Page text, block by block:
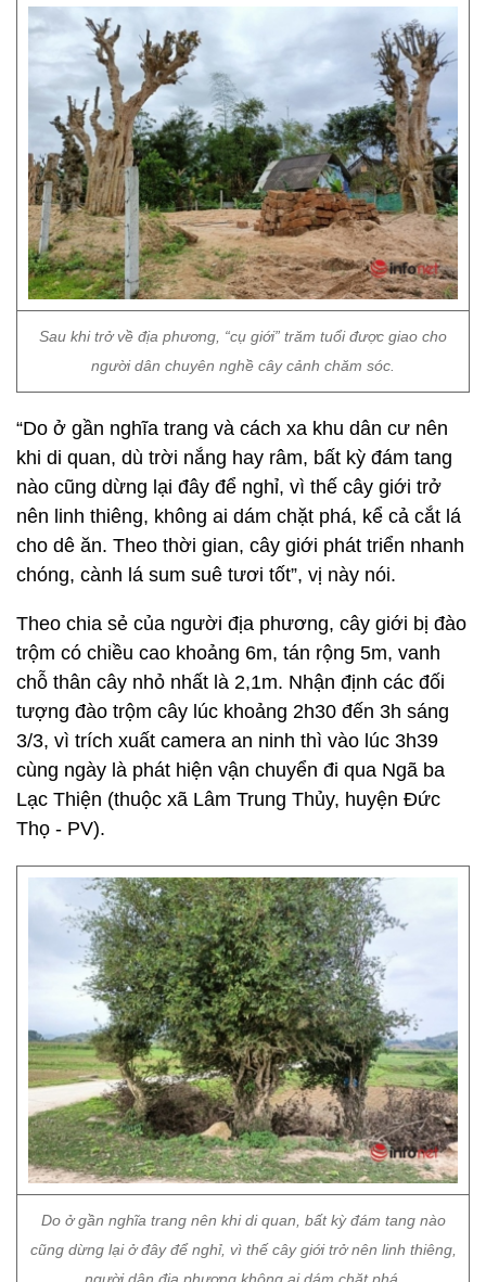
Sau khi trở về địa phương, “cụ giới” trăm tuổi được giao cho
người dân chuyên nghề cây cảnh chăm sóc.
“Do ở gần nghĩa trang và cách xa khu dân cư nên
khi di quan, dù trời nắng hay râm, bất kỳ đám tang
nào cũng dừng lại đây để nghỉ, vì thế cây giới trở
nên linh thiêng, không ai dám chặt phá, kể cả cắt lá
cho dê ăn. Theo thời gian, cây giới phát triển nhanh
chóng, cành lá sum suê tươi tốt”, vị này nói.
Theo chia sẻ của người địa phương, cây giới bị đào
trộm có chiều cao khoảng 6m, tán rộng 5m, vanh
chỗ thân cây nhỏ nhất là 2,1m. Nhận định các đối
tượng đào trộm cây lúc khoảng 2h30 đến 3h sáng
3/3, vì trích xuất camera an ninh thì vào lúc 3h39
cùng ngày là phát hiện vận chuyển đi qua Ngã ba
Lạc Thiện (thuộc xã Lâm Trung Thủy, huyện Đức
Thọ - PV).
Do ở gần nghĩa trang nên khi di quan, bất kỳ đám tang nào
cũng dừng lại ở đây để nghỉ, vì thế cây giới trở nên linh thiêng,